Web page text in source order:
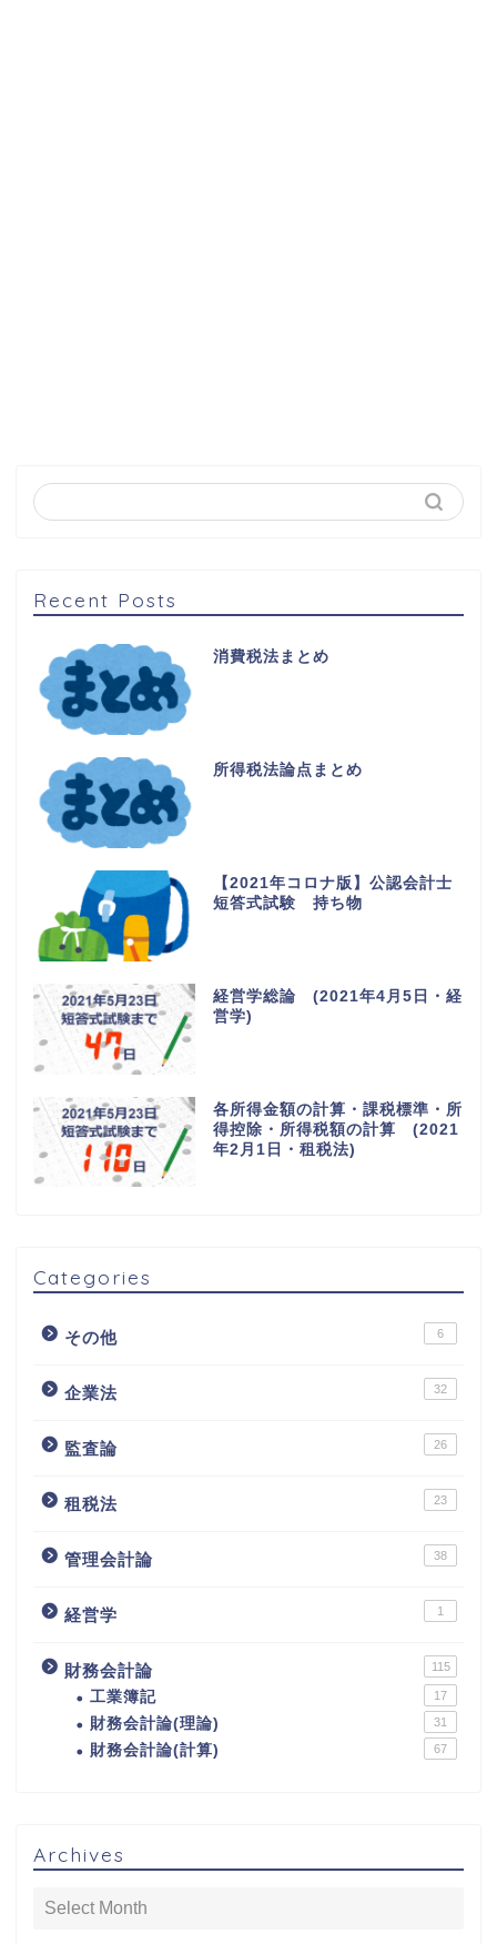
Recent Posts
消費税法まとめ
所得税法論点まとめ
【2021年コロナ版】公認会計士
短答式試験 持ち物
経営学総論 (2021年4月5日・経
営学)
各所得金額の計算・課税標準・所
得控除・所得税額の計算 (2021
年2月1日・租税法)
Categories
その他 6
企業法 32
監査論 26
租税法 23
管理会計論 38
経営学 1
財務会計論 115
工業簿記 17
財務会計論(理論) 31
財務会計論(計算) 67
Archives